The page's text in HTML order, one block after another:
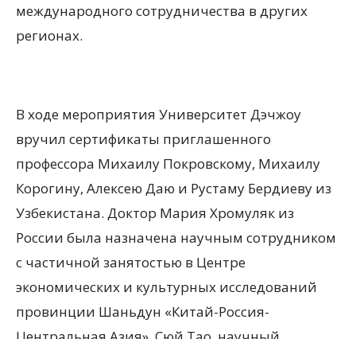
международного сотрудничества в других
регионах.
В ходе мероприятия Университет Дэчжоу
вручил сертификаты приглашенного
профессора Михаилу Покровскому, Михаилу
Корогину, Алексею Даю и Рустаму Бердиеву из
Узбекистана. Доктор Мария Хромуляк из
России была назначена научным сотрудником
с частичной занятостью в Центре
экономических и культурных исследований
провинции Шаньдун «Китай-Россия-